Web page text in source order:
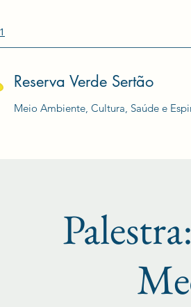
Reserva Verde Sertão
Meio Ambiente, Cultura, Saúde e